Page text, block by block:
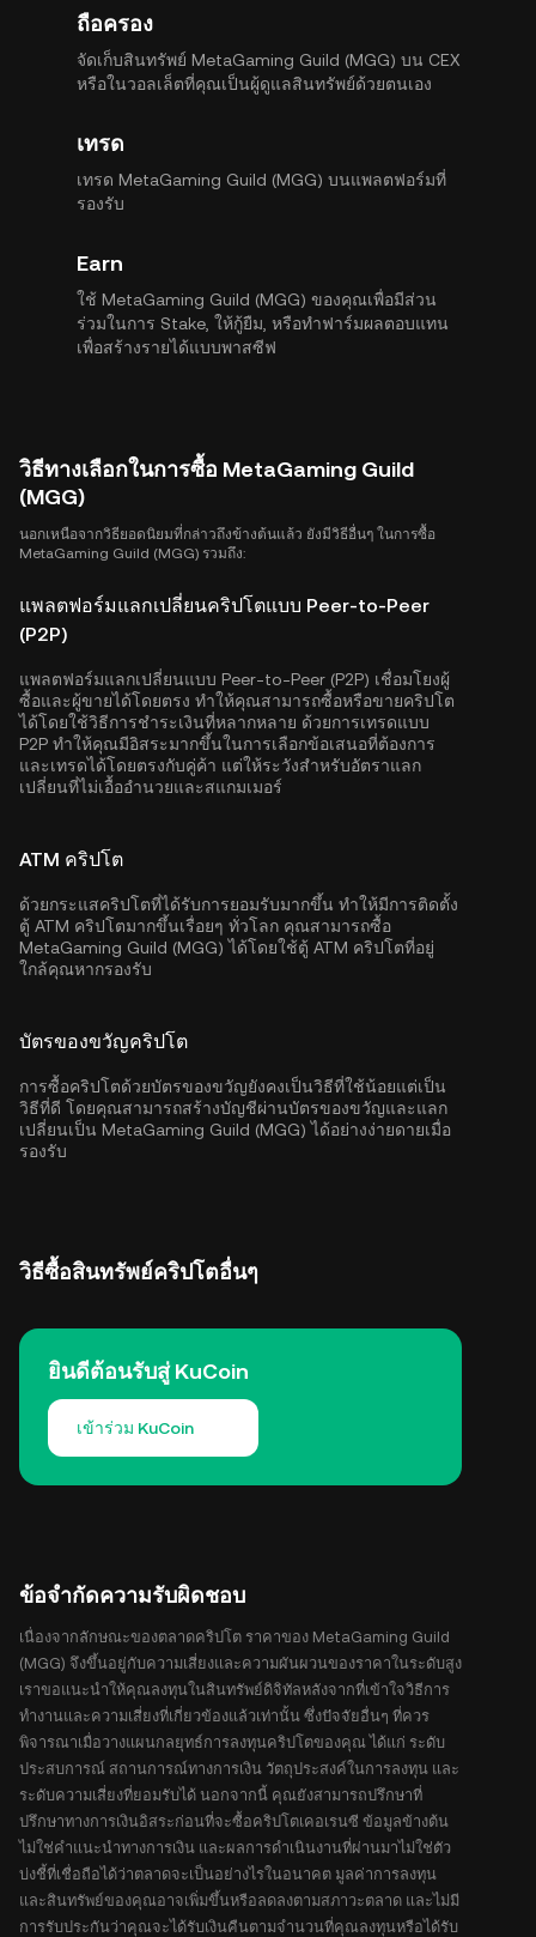
ถือครอง
จัดเก็บสินทรัพย์ MetaGaming Guild (MGG) บน CEX
หรือในวอลเล็ตที่คุณเป็นผู้ดูแลสินทรัพย์ด้วยตนเอง
เทรด
เทรด MetaGaming Guild (MGG) บนแพลตฟอร์มที่
รองรับ
Earn
ใช้ MetaGaming Guild (MGG) ของคุณเพื่อมีส่วน
ร่วมในการ Stake, ให้กู้ยืม, หรือทำฟาร์มผลตอบแทน
เพื่อสร้างรายได้แบบพาสซีฟ
วิธีทางเลือกในการซื้อ MetaGaming Guild
(MGG)
นอกเหนือจากวิธียอดนิยมที่กล่าวถึงข้างต้นแล้ว ยังมีวิธีอื่นๆ ในการซื้อ
MetaGaming Guild (MGG) รวมถึง:
แพลตฟอร์มแลกเปลี่ยนคริปโตแบบ Peer-to-Peer
(P2P)
แพลตฟอร์มแลกเปลี่ยนแบบ Peer-to-Peer (P2P) เชื่อมโยงผู้
ซื้อและผู้ขายได้โดยตรง ทำให้คุณสามารถซื้อหรือขายคริปโต
ได้โดยใช้วิธีการชำระเงินที่หลากหลาย ด้วยการเทรดแบบ
P2P ทำให้คุณมีอิสระมากขึ้นในการเลือกข้อเสนอที่ต้องการ
และเทรดได้โดยตรงกับคู่ค้า แต่ให้ระวังสำหรับอัตราแลก
เปลี่ยนที่ไม่เอื้ออำนวยและสแกมเมอร์
ATM คริปโต
ด้วยกระแสคริปโตที่ได้รับการยอมรับมากขึ้น ทำให้มีการติดตั้ง
ตู้ ATM คริปโตมากขึ้นเรื่อยๆ ทั่วโลก คุณสามารถซื้อ
MetaGaming Guild (MGG) ได้โดยใช้ตู้ ATM คริปโตที่อยู่
ใกล้คุณหากรองรับ
บัตรของขวัญคริปโต
การซื้อคริปโตด้วยบัตรของขวัญยังคงเป็นวิธีที่ใช้น้อยแต่เป็น
วิธีที่ดี โดยคุณสามารถสร้างบัญชีผ่านบัตรของขวัญและแลก
เปลี่ยนเป็น MetaGaming Guild (MGG) ได้อย่างง่ายดายเมื่อ
รองรับ
วิธีซื้อสินทรัพย์คริปโตอื่นๆ
ยินดีต้อนรับสู่ KuCoin
เข้าร่วม KuCoin
ข้อจำกัดความรับผิดชอบ
เนื่องจากลักษณะของตลาดคริปโต ราคาของ MetaGaming Guild
(MGG) จึงขึ้นอยู่กับความเสี่ยงและความผันผวนของราคาในระดับสูง
เราขอแนะนำให้คุณลงทุนในสินทรัพย์ดิจิทัลหลังจากที่เข้าใจวิธีการ
ทำงานและความเสี่ยงที่เกี่ยวข้องแล้วเท่านั้น ซึ่งปัจจัยอื่นๆ ที่ควร
พิจารณาเมื่อวางแผนกลยุทธ์การลงทุนคริปโตของคุณ ได้แก่ ระดับ
ประสบการณ์ สถานการณ์ทางการเงิน วัตถุประสงค์ในการลงทุน และ
ระดับความเสี่ยงที่ยอมรับได้ นอกจากนี้ คุณยังสามารถปรึกษาที่
ปรึกษาทางการเงินอิสระก่อนที่จะซื้อคริปโตเคอเรนซี ข้อมูลข้างต้น
ไม่ใช่คำแนะนำทางการเงิน และผลการดำเนินงานที่ผ่านมาไม่ใช่ตัว
บ่งชี้ที่เชื่อถือได้ว่าตลาดจะเป็นอย่างไรในอนาคต มูลค่าการลงทุน
และสินทรัพย์ของคุณอาจเพิ่มขึ้นหรือลดลงตามสภาวะตลาด และไม่มี
การรับประกันว่าคุณจะได้รับเงินคืนตามจำนวนที่คุณลงทุนหรือได้รับ